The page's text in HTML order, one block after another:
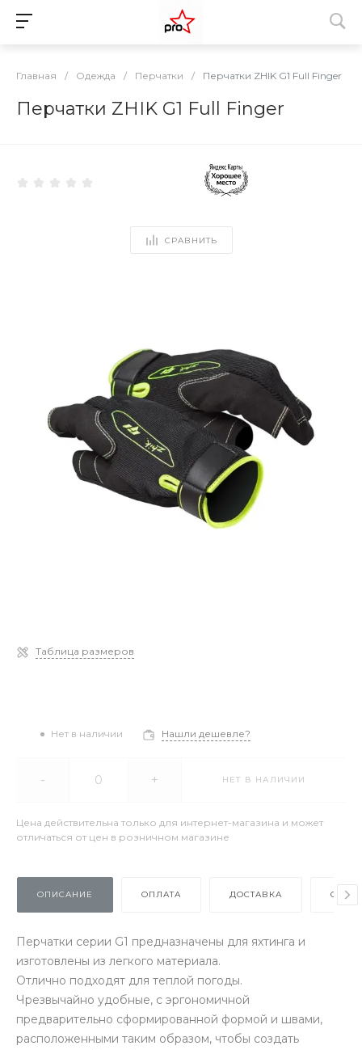
Главная / Одежда / Перчатки / Перчатки ZHIK G1 Full Finger
Перчатки ZHIK G1 Full Finger
СРАВНИТЬ
Таблица размеров
Нет в наличии Нашли дешевле?
- + НЕТ В НАЛИЧИИ
Цена действительна только для интернет-магазина и может
отличаться от цен в розничном магазине
ОПИСАНИЕ ОПЛАТА ДОСТАВКА
Перчатки серии G1 предназначены для яхтинга и
изготовлены из легкого материала.
Отлично подходят для теплой погоды.
Чрезвычайно удобные, с эргономичной
предварительно сформированной формой и швами,
расположенными таким образом, чтобы создать